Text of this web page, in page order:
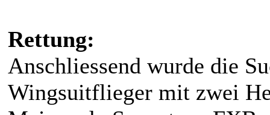
Rettung:
Anschliessend wurde die
Wingsuitflieger mit zwei